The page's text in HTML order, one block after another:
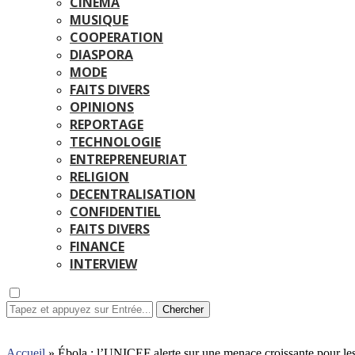
MUSIQUE
COOPERATION
DIASPORA
MODE
FAITS DIVERS
OPINIONS
REPORTAGE
TECHNOLOGIE
ENTREPRENEURIAT
RELIGION
DECENTRALISATION
CONFIDENTIEL
FAITS DIVERS
FINANCE
INTERVIEW
Chercher